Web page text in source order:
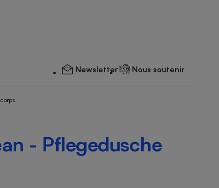
Newsletter Nous soutenir
- Pflegedusche